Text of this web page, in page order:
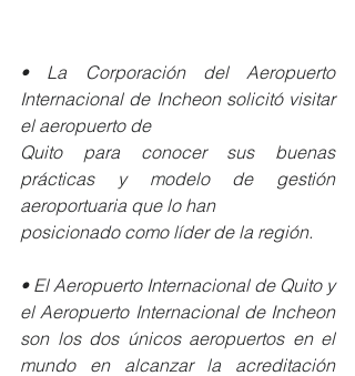
• La Corporación del Aeropuerto
Internacional de Incheon solicitó visitar
el aeropuerto de
Quito para conocer sus buenas
prácticas y modelo de gestión
aeroportuaria que lo han
posicionado como líder de la región.
• El Aeropuerto Internacional de Quito y
el Aeropuerto Internacional de Incheon
son los dos únicos aeropuertos en el
mundo en alcanzar la acreditación